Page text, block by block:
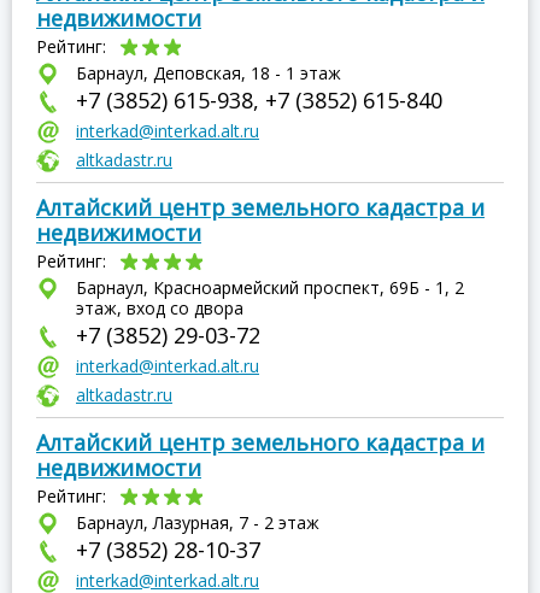
недвижимости
Рейтинг:
Барнаул, Деповская, 18 - 1 этаж
+7 (3852) 615-938, +7 (3852) 615-840
interkad@interkad.alt.ru
altkadastr.ru
Алтайский центр земельного кадастра и
недвижимости
Рейтинг:
Барнаул, Красноармейский проспект, 69Б - 1, 2
этаж, вход со двора
+7 (3852) 29-03-72
interkad@interkad.alt.ru
altkadastr.ru
Алтайский центр земельного кадастра и
недвижимости
Рейтинг:
Барнаул, Лазурная, 7 - 2 этаж
+7 (3852) 28-10-37
interkad@interkad.alt.ru